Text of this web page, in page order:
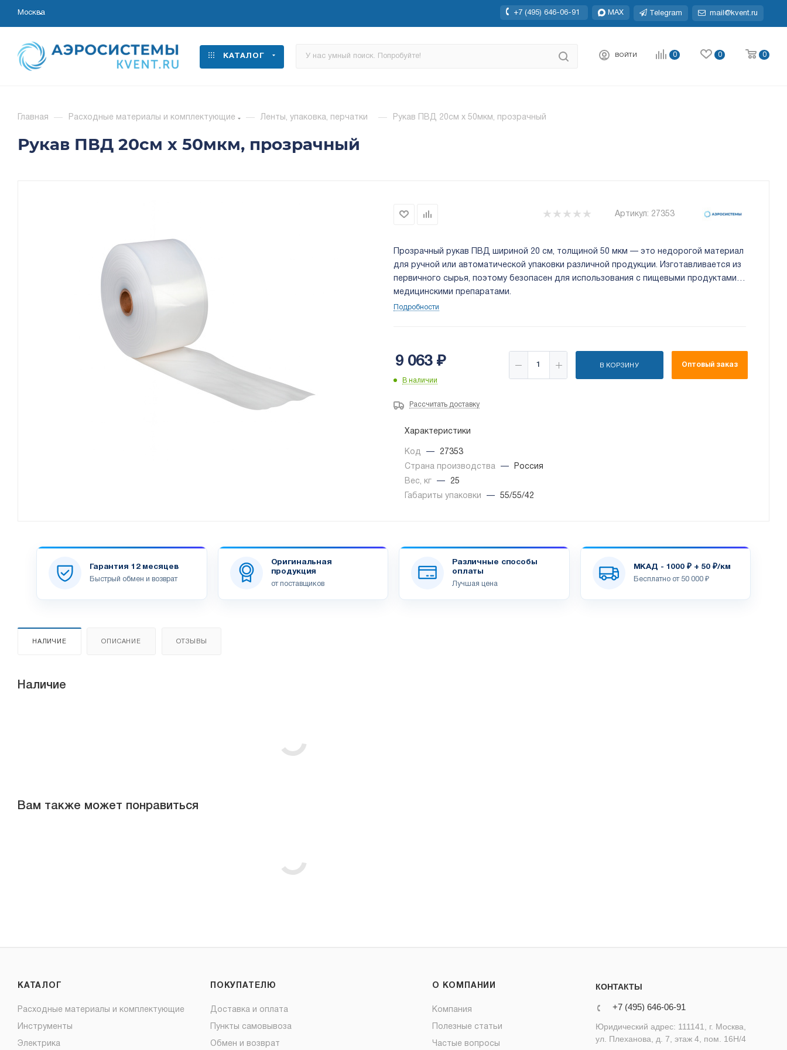
Москва +7 (495) 646-06-91 MAX Telegram mail@kvent.ru
КАТАЛОГ ВОЙТИ 0 0 0
Главная — Расходные материалы и комплектующие — Ленты, упаковка, перчатки — Рукав ПВД 20см x 50мкм, прозрачный
Рукав ПВД 20см x 50мкм, прозрачный
Артикул: 27353
Прозрачный рукав ПВД шириной 20 см, толщиной 50 мкм — это недорогой материал
для ручной или автоматической упаковки различной продукции. Изготавливается из
первичного сырья, поэтому безопасен для использования с пищевыми продуктами и
медицинскими препаратами.
Подробности
9 063₽
В наличии
В КОРЗИНУ Оптовый заказ
Рассчитать доставку
Характеристики
Код —
27353
Страна производства
—
Россия
Вес, кг
—
25
Габариты упаковки
— 55/55/42
Гарантия 12 месяцев
Быстрый обмен и возврат
Оригинальная
продукция
от поставщиков
Различные способы
оплаты
Лучшая цена
МКАД - 1000 ₽ + 50 ₽/км
Бесплатно от 50 000 ₽
НАЛИЧИЕ ОПИСАНИЕ ОТЗЫВЫ
Наличие
Вам также может понравиться
КАТАЛОГ
Расходные материалы и комплектующие
Инструменты
Электрика
ПОКУПАТЕЛЮ
Доставка и оплата
Пункты самовывоза
Обмен и возврат
О КОМПАНИИ
Компания
Полезные статьи
Частые вопросы
КОНТАКТЫ
+7 (495) 646-06-91
Юридический адрес: 111141, г. Москва,
ул. Плеханова, д. 7, этаж 4, пом. 16Н/4